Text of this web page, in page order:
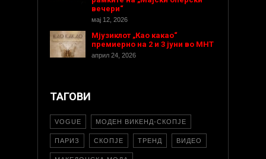
вечери“
мај 12, 2026
Мјузиклот „Као какао“
премиерно на 2 и 3 јуни во МНТ
април 24, 2026
ТАГОВИ
VOGUE МОДЕН ВИКЕНД-СКОПЈЕ
ПАРИЗ СКОПЈЕ ТРЕНД ВИДЕО